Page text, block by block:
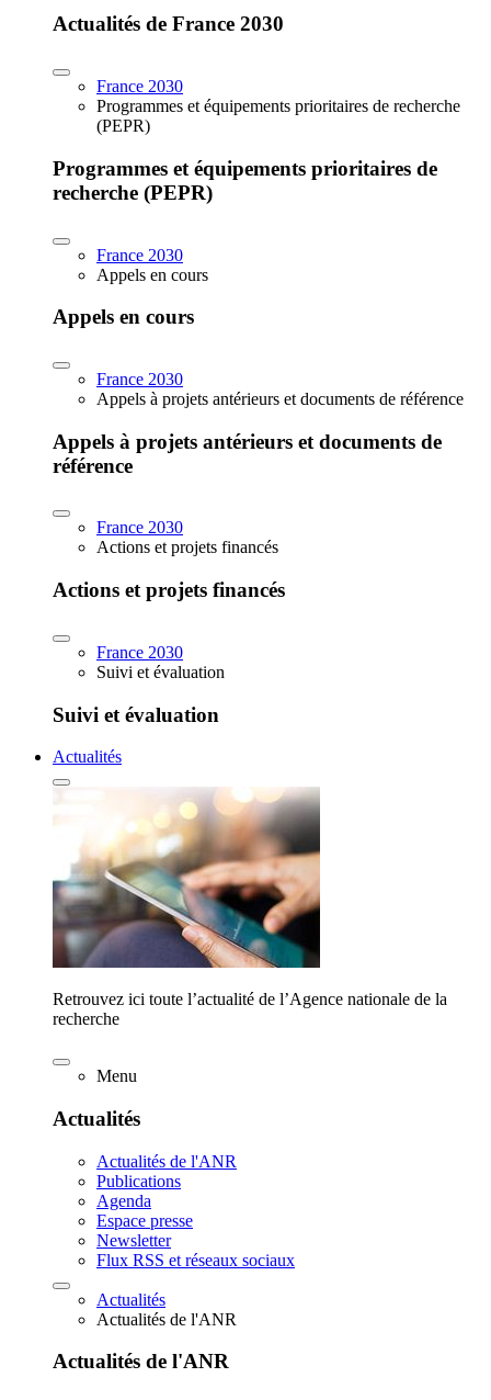
Actualités de France 2030
France 2030
Programmes et équipements prioritaires de recherche
(PEPR)
Programmes et équipements prioritaires de
recherche (PEPR)
France 2030
Appels en cours
Appels en cours
France 2030
Appels à projets antérieurs et documents de référence
Appels à projets antérieurs et documents de
référence
France 2030
Actions et projets financés
Actions et projets financés
France 2030
Suivi et évaluation
Suivi et évaluation
Actualités
Retrouvez ici toute l’actualité de l’Agence nationale de la
recherche
Menu
Actualités
Actualités de l'ANR
Publications
Agenda
Espace presse
Newsletter
Flux RSS et réseaux sociaux
Actualités
Actualités de l'ANR
Actualités de l'ANR